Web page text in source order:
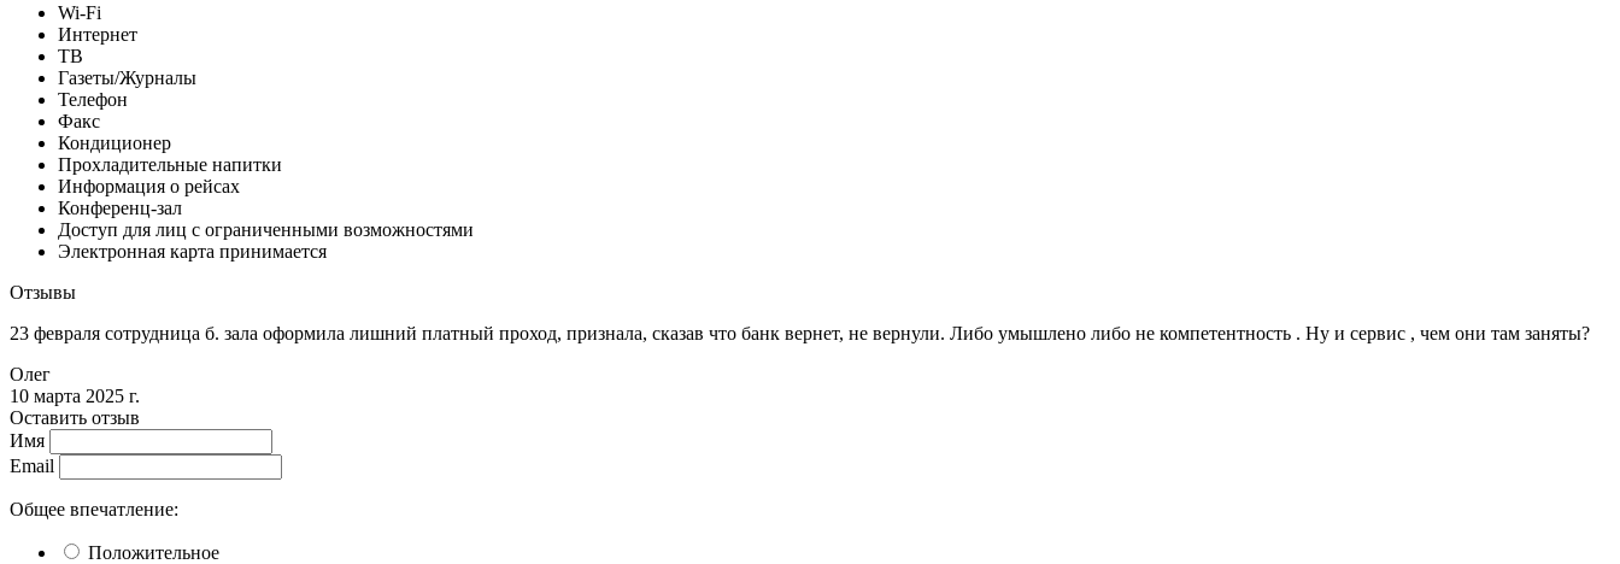
Wi-Fi
Интернет
ТВ
Газеты/Журналы
Телефон
Факс
Кондиционер
Прохладительные напитки
Информация о рейсах
Конференц-зал
Доступ для лиц с ограниченными возможностями
Электронная карта принимается
Отзывы
23 февраля сотрудница б. зала оформила лишний платный проход, признала, сказав что банк вернет, не вернули. Либо умышлено либо не компетентность . Ну и сервис , чем они там заняты?
Олег
10 марта 2025 г.
Оставить отзыв
Имя
Email
Общее впечатление:
Положительное